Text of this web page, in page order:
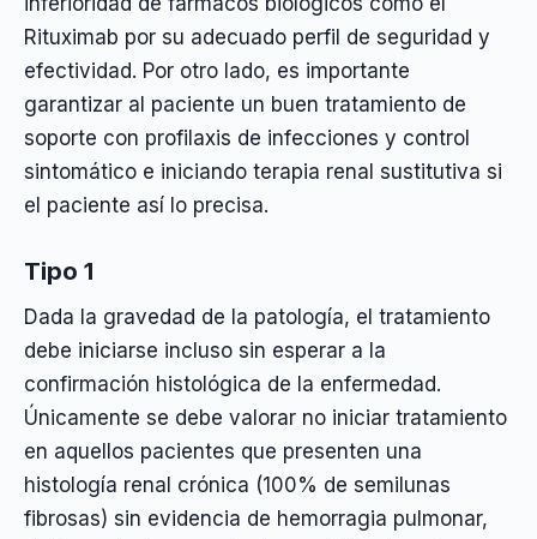
Rituximab por su adecuado perfil de seguridad y
efectividad. Por otro lado, es importante
garantizar al paciente un buen tratamiento de
soporte con profilaxis de infecciones y control
sintomático e iniciando terapia renal sustitutiva si
el paciente así lo precisa.
Tipo 1
Dada la gravedad de la patología, el tratamiento
debe iniciarse incluso sin esperar a la
confirmación histológica de la enfermedad.
Únicamente se debe valorar no iniciar tratamiento
en aquellos pacientes que presenten una
histología renal crónica (100% de semilunas
fibrosas) sin evidencia de hemorragia pulmonar,